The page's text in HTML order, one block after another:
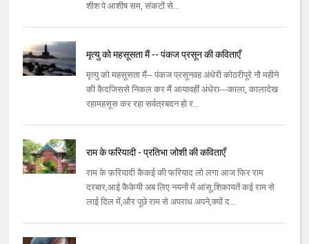
शीश पे आशीष सम, संकटों से...
मृत्यु को महसूसता मैं -- पंकज प्रसून की कविताएँ
मृत्यु को महसूसता मैं-- पंकज प्रसूनवह अंधेरी कोठरीपूरे नौ महीने
की कैदजिससे निकल कर मैं आयावहीं अंधेरा---काला, कालादेख
रहामहसूस कर रहा सर्वत्रबदन हो र...
राम के फरियादी - प्रतिभा जोशी की कविताएँ
राम के फ़रियादी कैकई की फरियाद लो लगा आज फिर राम
दरबार,आई कैकेयी अब लिए नयनों में आंसू,शिकायतें कई राम से
लाई दिल में,और पूछे राम से अपराध अपने,क्यों द...